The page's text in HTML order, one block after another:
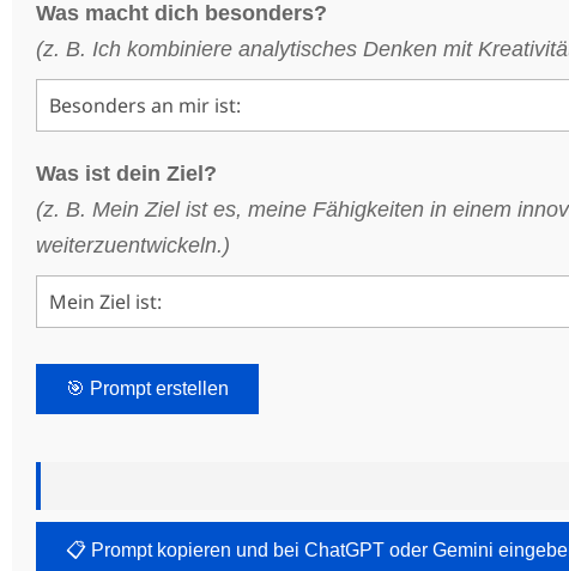
Was macht dich besonders?
(z. B. Ich kombiniere analytisches Denken mit
Was ist dein Ziel?
(z. B. Mein Ziel ist es, meine Fähigkeiten in einem
weiterzuentwickeln.)
🎯 Prompt erstellen
📋 Prompt kopieren und bei ChatGPT oder Gemini